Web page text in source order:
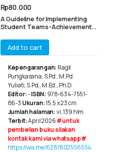
Rp80.000
A Guideline for Implementing
Student Teams-Achievement
Interactive Speaking Learning
Add to cart
Kepengarangan: Ragil
Pungkasana, S.Pd., M.Pd.
Yuliati, S.Pd., M.Ed., Ph.D.
Editor:-ISBN: 978-634-7551-
86-3 Ukuran:15,5 x 23 cm
Jumlah halaman:vi, 139 hlm
Terbit:April 2026#untuk
pembelian buku silakan
kontak kami via whatsapp#
https://wa.me/6281802556554